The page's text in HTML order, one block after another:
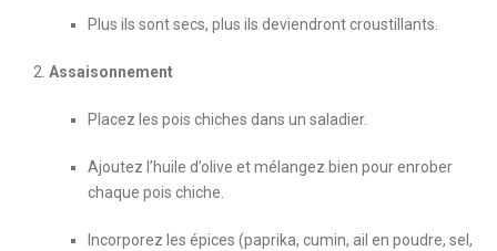
Plus ils sont secs, plus ils deviendront croustillants.
Assaisonnement
Placez les pois chiches dans un saladier.
Ajoutez l’huile d’olive et mélangez bien pour enrober
chaque pois chiche.
Incorporez les épices (paprika, cumin, ail en poudre, sel,